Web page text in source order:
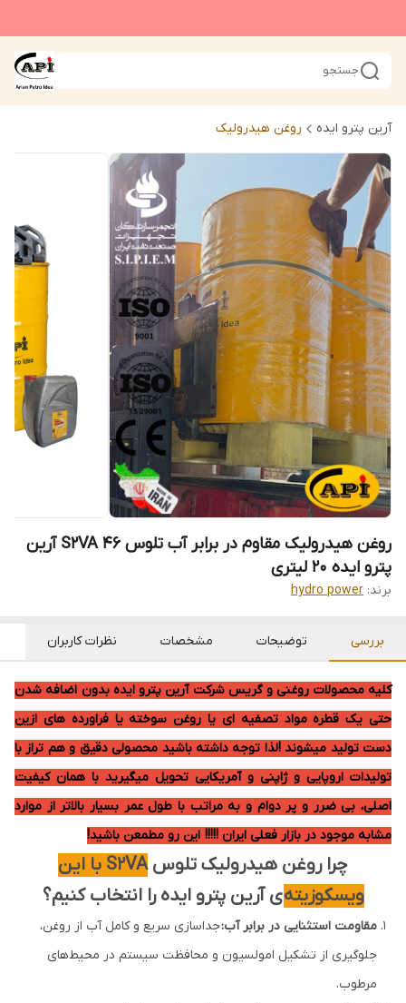
جستجو
آرین پترو ایده روغن هیدرولیک
روغن هیدرولیک مقاوم در برابر آب تلوس S2VA 46 آرین
پترو ایده 20 لیتری
برند: hydro power
بررسی توضیحات مشخصات نظرات کاربران
کلیه محصولات روغنی و گریس شرکت آرین پترو ایده بدون اضافه شدن
حتی یک قطره مواد تصفیه ای یا روغن سوخته یا فراورده های ازین
دست تولید میشوند !لذا توجه داشته باشید محصولی دقیق و هم تراز با
تولیدات اروپایی و ژاپنی و آمریکایی تحویل میگیرید با همان کیفیت
اصلی، بی ضرر و پر دوام و به مراتب با طول عمر بسیار بالاتر از موارد
مشابه موجود در بازار فعلی ایران !!!!! این رو مطمعن باشید!
چرا روغن هیدرولیک تلوس
S2VA با این
ویسکوزیتهی آرین پترو ایده را انتخاب کنیم؟
مقاومت استثنایی در برابر آب:جداسازی سریع و کامل آب از روغن،
جلوگیری از تشکیل امولسیون و محافظت سیستم در محیط‌های
مرطوب.